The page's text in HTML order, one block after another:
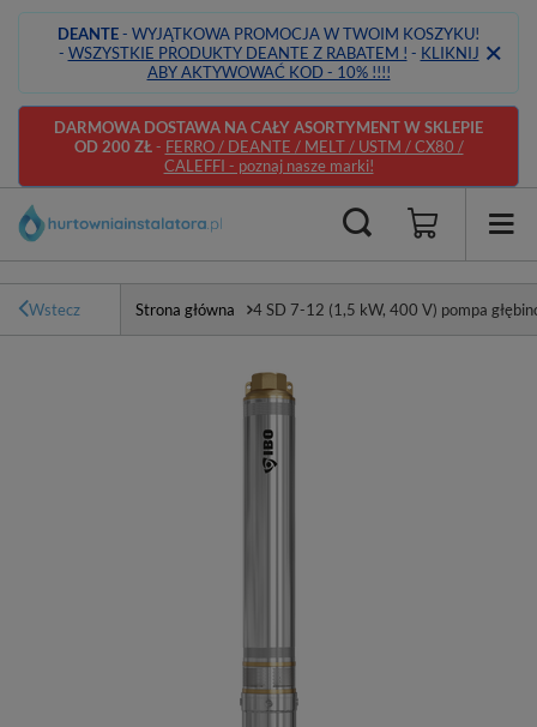
DEANTE- WYJĄTKOWA PROMOCJA W TWOIM KOSZYKU!
- WSZYSTKIE PRODUKTY DEANTE Z RABATEM ! - KLIKNIJ
ABY AKTYWOWAĆ KOD - 10% !!!!
DARMOWA DOSTAWA NA CAŁY ASORTYMENT W SKLEPIE
OD 200 ZŁ- FERRO / DEANTE / MELT / USTM / CX80 /
CALEFFI - poznaj nasze marki!
Wstecz Strona główna 4 SD 7-12 (1,5 kW, 400 V) pompa